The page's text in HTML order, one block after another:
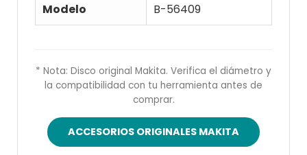
Modelo
B-56409
* Nota: Disco original Makita. Verifica el diámetro y
la compatibilidad con tu herramienta antes de
comprar.
ACCESORIOS ORIGINALES MAKITA